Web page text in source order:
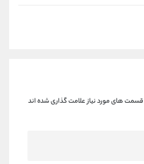
قسمت های مورد نیاز علامت گذاری شده اند